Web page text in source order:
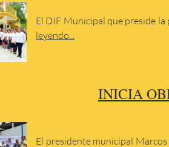
El DIF Municipal que preside la
leyendo...
INICIA
El presidente municipal